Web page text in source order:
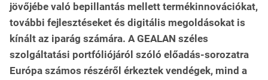
jövőjébe való bepillantás mellett termékinnovációkat,
további fejlesztéseket és digitális megoldásokat is
kínált az iparág számára. A GEALAN széles
szolgáltatási portfóliójáról szóló előadás-sorozatra
Európa számos részéről érkeztek vendégek, mind a